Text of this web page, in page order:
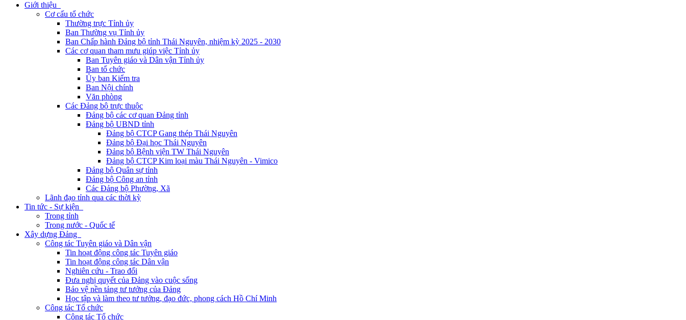
Giới thiệu
Cơ cấu tổ chức
Thường trực Tỉnh ủy
Ban Thường vụ Tỉnh ủy
Ban Chấp hành Đảng bộ tỉnh Thái Nguyên, nhiệm kỳ 2025 - 2030
Các cơ quan tham mưu giúp việc Tỉnh ủy
Ban Tuyên giáo và Dân vận Tỉnh ủy
Ban tổ chức
Ủy ban Kiểm tra
Ban Nội chính
Văn phòng
Các Đảng bộ trực thuộc
Đảng bộ các cơ quan Đảng tỉnh
Đảng bộ UBND tỉnh
Đảng bộ CTCP Gang thép Thái Nguyên
Đảng bộ Đại học Thái Nguyên
Đảng bộ Bệnh viện TW Thái Nguyên
Đảng bộ CTCP Kim loại màu Thái Nguyên - Vimico
Đảng bộ Quân sự tỉnh
Đảng bộ Công an tỉnh
Các Đảng bộ Phường, Xã
Lãnh đạo tỉnh qua các thời kỳ
Tin tức - Sự kiện
Trong tỉnh
Trong nước - Quốc tế
Xây dựng Đảng
Công tác Tuyên giáo và Dân vận
Tin hoạt động công tác Tuyên giáo
Tin hoạt động công tác Dân vận
Nghiên cứu - Trao đổi
Đưa nghị quyết của Đảng vào cuộc sống
Bảo vệ nền tảng tư tưởng của Đảng
Học tập và làm theo tư tưởng, đạo đức, phong cách Hồ Chí Minh
Công tác Tổ chức
Công tác Tổ chức